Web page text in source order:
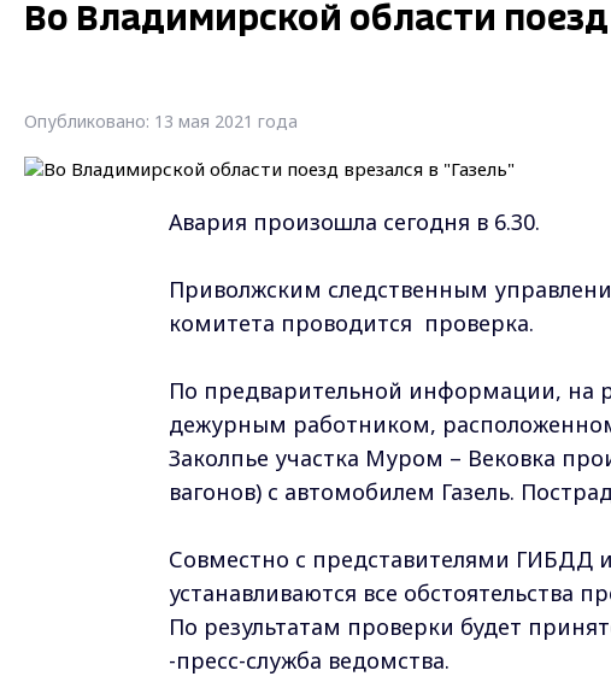
Во Владимирской области поезд
Опубликовано: 13 мая 2021 года
Авария произошла сегодня в 6.30.
Приволжским следственным
комитета проводится проверка.
По предварительной информации, на
дежурным работником,
Заколпье участка Муром – Вековка
вагонов) с автомобилем Газель.
Совместно с представителями ГИБДД
устанавливаются все обстоятельства
По результатам проверки будет
-пресс-служба ведомства.